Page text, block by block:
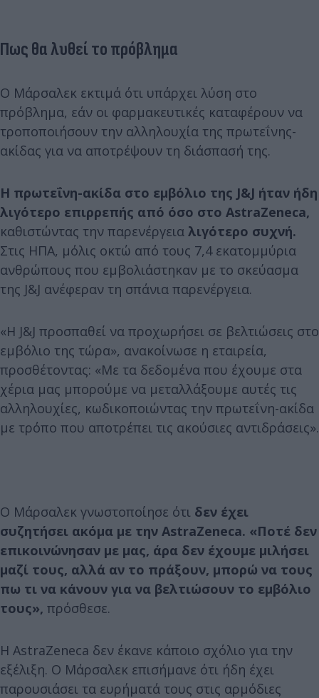
Πως θα λυθεί το πρόβλημα
Ο Μάρσαλεκ εκτιμά ότι υπάρχει λύση στο
πρόβλημα, εάν οι φαρμακευτικές καταφέρουν να
τροποποιήσουν την αλληλουχία της πρωτεΐνης-
ακίδας για να αποτρέψουν τη διάσπασή της.
Η πρωτεΐνη-ακίδα στο εμβόλιο της J&J ήταν ήδη
λιγότερο επιρρεπής από όσο στο AstraZeneca,
καθιστώντας την παρενέργεια λιγότερο συχνή.
Στις ΗΠΑ, μόλις οκτώ από τους 7,4 εκατομμύρια
ανθρώπους που εμβολιάστηκαν με το σκεύασμα
της J&J ανέφεραν τη σπάνια παρενέργεια.
«Η J&J προσπαθεί να προχωρήσει σε βελτιώσεις στο
εμβόλιο της τώρα», ανακοίνωσε η εταιρεία,
προσθέτοντας: «Με τα δεδομένα που έχουμε στα
χέρια μας μπορούμε να μεταλλάξουμε αυτές τις
αλληλουχίες, κωδικοποιώντας την πρωτεΐνη-ακίδα
με τρόπο που αποτρέπει τις ακούσιες αντιδράσεις».
Ο Μάρσαλεκ γνωστοποίησε ότι δεν έχει
συζητήσει ακόμα με την AstraZeneca. «Ποτέ δεν
επικοινώνησαν με μας, άρα δεν έχουμε μιλήσει
μαζί τους, αλλά αν το πράξουν, μπορώ να τους
πω τι να κάνουν για να βελτιώσουν το εμβόλιο
τους», πρόσθεσε.
Η AstraZeneca δεν έκανε κάποιο σχόλιο για την
εξέλιξη. Ο Μάρσαλεκ επισήμανε ότι ήδη έχει
παρουσιάσει τα ευρήματά τους στις αρμόδιες